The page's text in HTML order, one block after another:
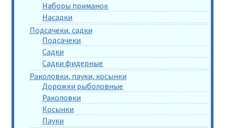
Наборы приманок
Насадки
Подсачеки, садки
Подсачеки
Садки
Садки фидерные
Раколовки, пауки, косынки
Дорожки рыболовные
Раколовки
Косынки
Пауки